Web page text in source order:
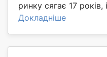
ринку сягає 17
Докладніше